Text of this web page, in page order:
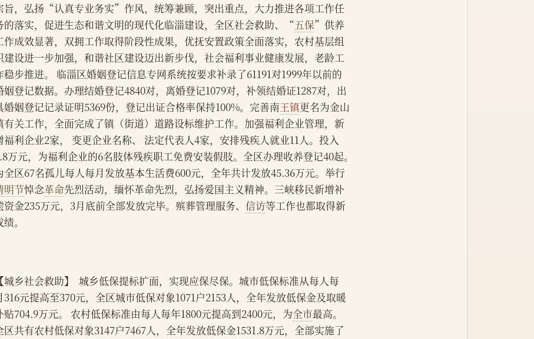
旨，弘扬“认真专业务实”作风，统筹兼顾，突出重点，大力推进各项工作任
的落实，促进生态和谐文明的现代化临淄建设，全区社会救助、“五保”供养
作成效显著，双拥工作取得阶段性成果，优抚安置政策全面落实，农村基层组
建设进一步加强，和谐社区建设迈出新步伐，社会福利事业健康发展，老龄工
稳步推进。 临淄区婚姻登记信息专网系统按要求补录了61191对1999年以前的
姻登记数据。办理结婚登记4840对，离婚登记1079对，补领结婚证1287对，出
婚姻登记记录证明5369份，登记出证合格率保持100%。完善南王镇更名为金山
有关工作，全面完成了镇（街道）道路设标维护工作。加强福利企业管理，新
福利企业2家， 变更企业名称、 法定代表人4家，安排残疾人就业11人。投入
万元，为福利企业的6名肢体残疾职工免费安装假肢。全区办理收养登记40起。
全区67名孤儿每人每月发放基本生活费600元，全年共计发放45.36万元。举行
明节悼念革命先烈活动，缅怀革命先烈，弘扬爱国主义精神。三峡移民新增补
资金235万元，3月底前全部发放完毕。殡葬管理服务、信访等工作也都取得新
。
【城乡社会救助】  城乡低保提标扩面，实现应保尽保。城市低保标准从每人每
316元提高至370元，全区城市低保对象1071户2153人，全年发放低保金及取暖
贴704.9万元。 农村低保标准由每人每年1800元提高到2400元，为全市最高。
区共有农村低保对象3147户7467人，全年发放低保金1531.8万元，全部实施了